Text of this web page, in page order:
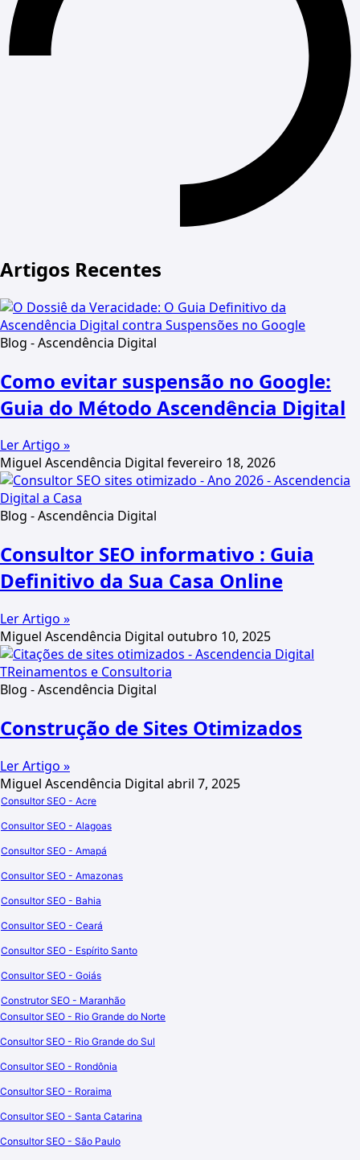
Artigos Recentes
Blog - Ascendência Digital
Como evitar suspensão no Google:
Guia do Método Ascendência Digital
Ler Artigo »
Miguel Ascendência Digital fevereiro 18, 2026
Blog - Ascendência Digital
Consultor SEO informativo : Guia
Definitivo da Sua Casa Online
Ler Artigo »
Miguel Ascendência Digital outubro 10, 2025
Blog - Ascendência Digital
Construção de Sites Otimizados
Ler Artigo »
Miguel Ascendência Digital abril 7, 2025
Consultor SEO - Acre
Consultor SEO - Alagoas
Consultor SEO - Amapá
Consultor SEO - Amazonas
Consultor SEO - Bahia
Consultor SEO - Ceará
Consultor SEO - Espírito Santo
Consultor SEO - Goiás
Construtor SEO - Maranhão
Consultor SEO - Rio Grande do Norte
Consultor SEO - Rio Grande do Sul
Consultor SEO - Rondônia
Consultor SEO - Roraima
Consultor SEO - Santa Catarina
Consultor SEO - São Paulo